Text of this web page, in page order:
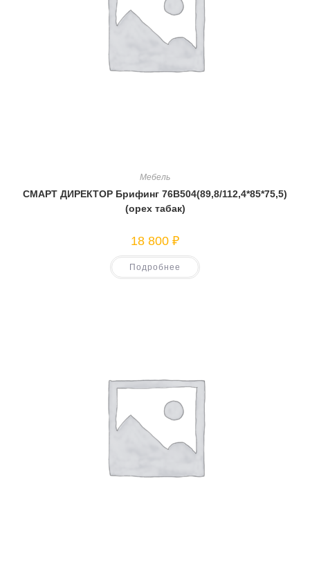
Мебель
СМАРТ ДИРЕКТОР Брифинг 76В504(89,8/112,4*85*75,5)
(орех табак)
18 800 ₽
Подробнее